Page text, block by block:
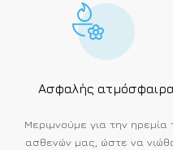
Ασφαλής ατμόσφαιρα
Μεριμνούμε για την ηρεμία
ασθενών μας, ώστε να